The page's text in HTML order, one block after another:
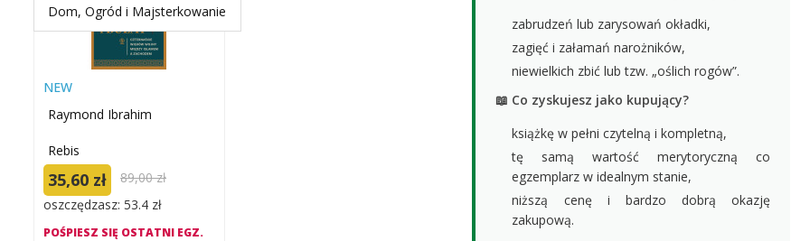
Dom, Ogród i Majsterkowanie
NEW
Raymond Ibrahim
Rebis
35,60 zł
89,00 zł
oszczędzasz: 53.4 zł
POŚPIESZ SIĘ OSTATNI EGZ.
zabrudzeń lub zarysowań okładki,
zagięć i załamań narożników,
niewielkich zbić lub tzw. „oślich rogów”.
📖 Co zyskujesz jako kupujący?
książkę w pełni czytelną i kompletną,
tę samą wartość merytoryczną co
egzemplarz w idealnym stanie,
niższą cenę i bardzo dobrą okazję
zakupową.